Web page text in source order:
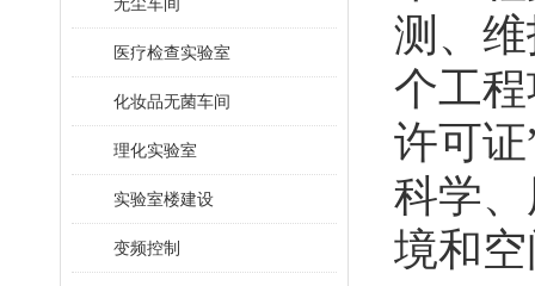
医疗检查实验室
化妆品无菌车间
理化实验室
实验室楼建设
变频控制
测、
个工
许可
科学
境和